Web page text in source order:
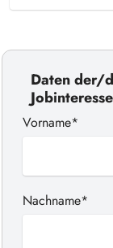
Daten der/
Vorname*
Nachname*